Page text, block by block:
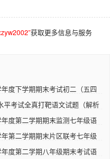
获取更多信息与服务
度下学期期末考试初二（五四
平考试全真打靶语文试题（解析
度第二学期期末监测七年级语
第二学期期末片区联考七年级
度第二学期八年级期末考试语